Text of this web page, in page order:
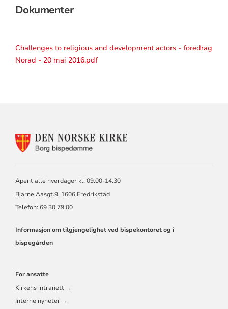
Dokumenter
Challenges to religious and development actors - foredrag
Norad - 20 mai 2016.pdf
KONTAKTINFORMASJON
Åpent alle hverdager kl. 09.00-14.30
Bjarne Aasgt.9, 1606 Fredrikstad
Telefon: 69 30 79 00
Informasjon om tilgjengelighet ved bispekontoret og i
bispegården
For ansatte
Kirkens intranett →
Interne nyheter →